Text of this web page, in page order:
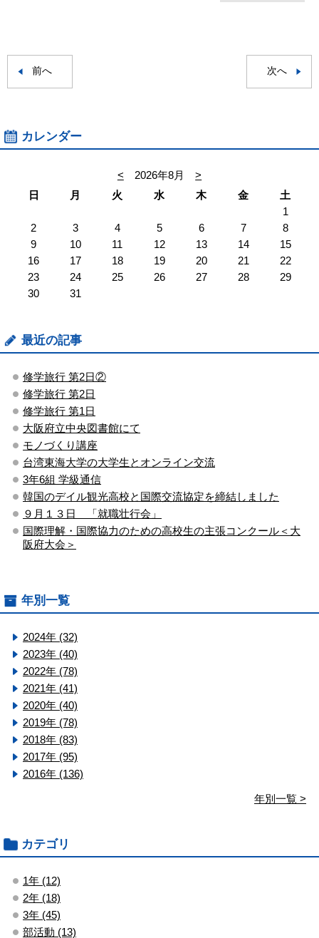
前へ 次へ
カレンダー
< 2026年8月
>
日
月 火 水 木 金
土
1
2
3 4 5 6 7
8
9
10 11 12 13 14
15
16
17 18 19 20 21
22
23
24 25 26 27 28
29
30
31
最近の記事
修学旅行 第2日②
修学旅行 第2日
修学旅行 第1日
大阪府立中央図書館にて
モノづくり講座
台湾東海大学の大学生とオンライン交流
3年6組 学級通信
韓国のデイル観光高校と国際交流協定を締結しました
９月１３日 「就職壮行会」
国際理解・国際協力のための高校生の主張コンクール＜大
阪府大会＞
年別一覧
2024年 (32)
2023年 (40)
2022年 (78)
2021年 (41)
2020年 (40)
2019年 (78)
2018年 (83)
2017年 (95)
2016年 (136)
年別一覧 >
カテゴリ
1年 (12)
2年 (18)
3年 (45)
部活動 (13)